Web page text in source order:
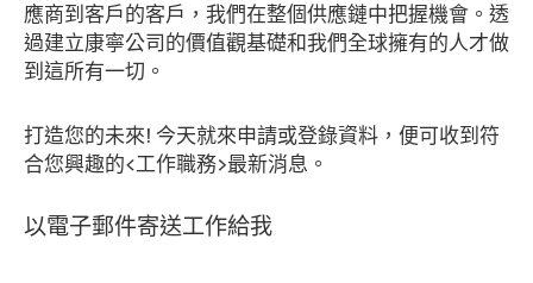
應商到客戶的客戶，我們在整個供應鏈中把握機會。透
過建立康寧公司的價值觀基礎和我們全球擁有的人才做
到這所有一切。
打造您的未來! 今天就來申請或登錄資料，便可收到符
合您興趣的<工作職務>最新消息。
以電子郵件寄送工作給我